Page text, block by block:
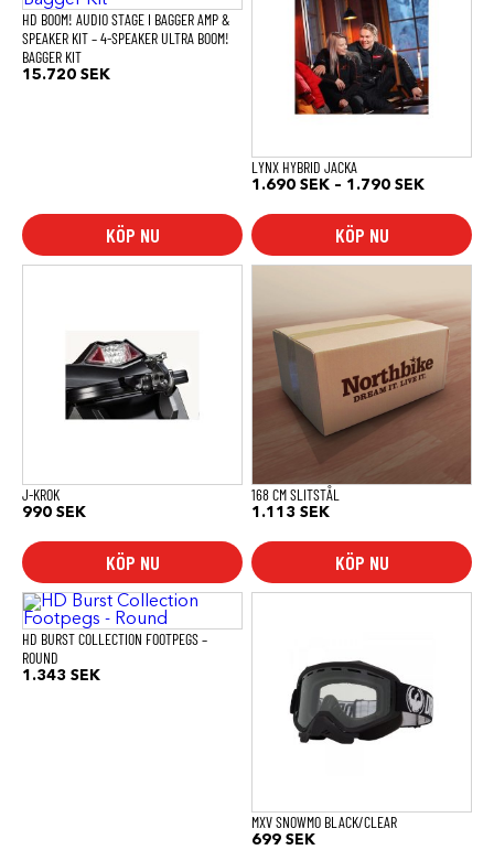
HD BOOM! AUDIO STAGE I BAGGER AMP &
SPEAKER KIT – 4-SPEAKER ULTRA BOOM!
BAGGER KIT
15.720 SEK
KÖP NU
LYNX HYBRID JACKA
1.690 SEK – 1.790 SEK
1.790
KÖP NU
varianter.
alternativen
produktsidan
J-KROK
990 SEK
KÖP NU
168 CM SLITSTÅL
1.113 SEK
KÖP NU
HD BURST COLLECTION FOOTPEGS –
ROUND
1.343 SEK
MXV SNOWMO BLACK/CLEAR
699 SEK